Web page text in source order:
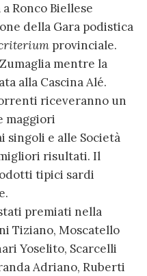
Ronco Biellese
della Gara podistica
provinciale.
mentre la
alla Cascina Alé.
riceveranno un
maggiori
singoli e alle Società
risultati. Il
tipici sardi
premiati nella
Tiziano, Moscatello
Yoselito, Scarcelli
Adriano, Ruberti